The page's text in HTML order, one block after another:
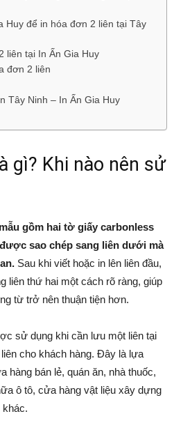
Huy để in hóa đơn 2 liên tại Tây
liên tại In Ấn Gia Huy
đơn 2 liên
Tây Ninh – In Ấn Gia Huy
gì? Khi nào nên sử
gồm hai tờ giấy carbonless
sao chép sang liên dưới mà
Sau khi viết hoặc in lên liên đầu,
liên thứ hai một cách rõ ràng, giúp
từ trở nên thuận tiện hơn.
sử dụng khi cần lưu một liên tại
cho khách hàng. Đây là lựa
hàng bán lẻ, quán ăn, nhà thuốc,
ô tô, cửa hàng vật liệu xây dựng
khác.